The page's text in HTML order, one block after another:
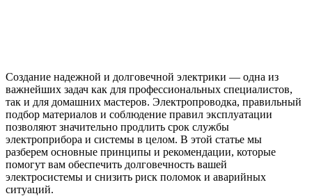
Создание надежной и долговечной электрики — одна из
важнейших задач как для профессиональных специалистов,
так и для домашних мастеров. Электропроводка, правильный
подбор материалов и соблюдение правил эксплуатации
позволяют значительно продлить срок службы
электроприбора и системы в целом. В этой статье мы
разберем основные принципы и рекомендации, которые
помогут вам обеспечить долговечность вашей
электросистемы и снизить риск поломок и аварийных
ситуаций.